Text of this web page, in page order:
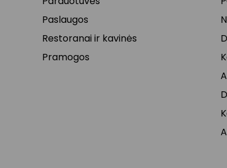
Paslaugos
Restoranai ir kavinės
Pramogos